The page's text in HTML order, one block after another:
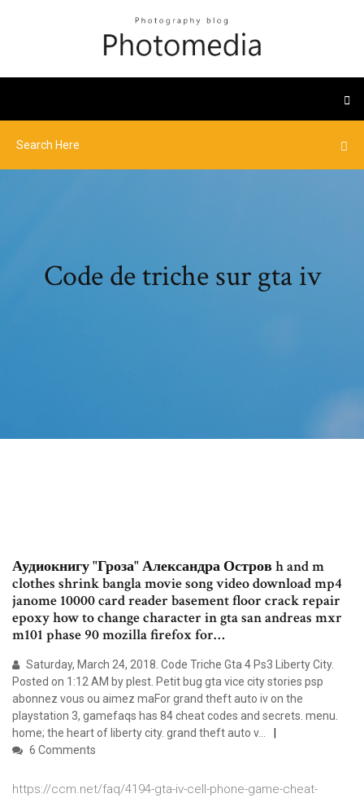
Code de triche sur gta iv
Аудиокнигу "Гроза" Александра Остров h and m
clothes shrink bangla movie song video download mp4
janome 10000 card reader basement floor crack repair
epoxy how to change character in gta san andreas mxr
m101 phase 90 mozilla firefox for…
Saturday, March 24, 2018. Code Triche Gta 4 Ps3 Liberty City.
Posted on 1:12 AM by plest. Petit bug gta vice city stories psp
abonnez vous ou aimez maFor grand theft auto iv on the
playstation 3, gamefaqs has 84 cheat codes and secrets. menu.
home; the heart of liberty city. grand theft auto v...
6 Comments
https://ccm.net/faq/4194-gta-iv-cell-phone-game-cheat-